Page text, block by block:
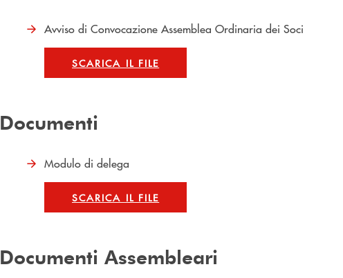
Avviso di Convocazione Assemblea Ordinaria dei Soci
SCARICA IL FILE
Documenti
Modulo di delega
SCARICA IL FILE
Documenti Assembleari